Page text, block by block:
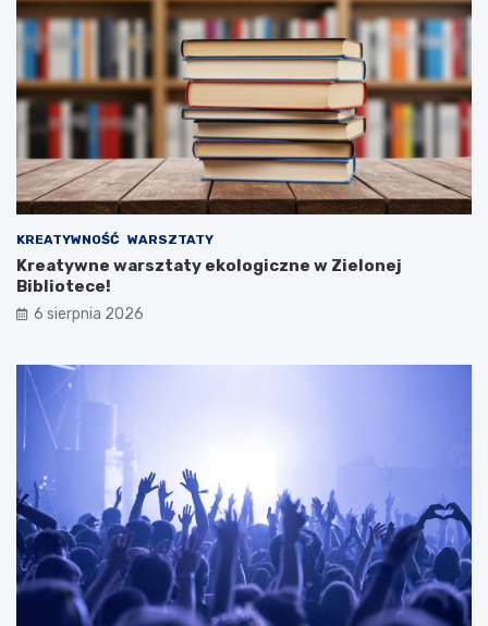
KREATYWNOŚĆ WARSZTATY
Kreatywne warsztaty ekologiczne w Zielonej
Bibliotece!
6 sierpnia 2026